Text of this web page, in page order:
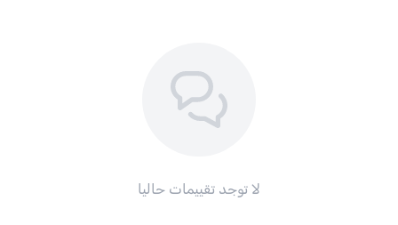
لا توجد تقييمات حاليا